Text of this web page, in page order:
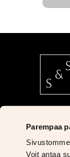
Parempaa
Voit antaa
00170